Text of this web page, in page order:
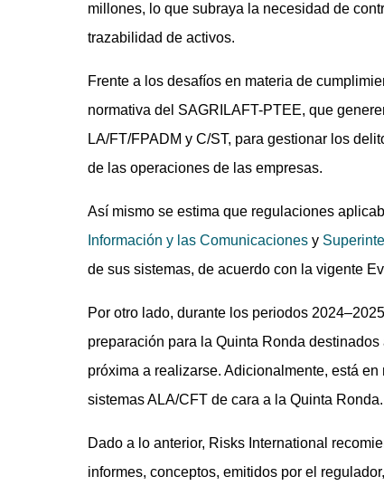
millones, lo que subraya la necesidad de
trazabilidad de activos.
Frente a los desafíos en materia de
normativa del SAGRILAFT-PTEE, que
LA/FT/FPADM y C/ST, para gestionar los
de las operaciones de las empresas.
Así mismo se estima que regulaciones
Información y las Comunicaciones y
de sus sistemas, de acuerdo con la vigente
Por otro lado, durante los periodos
preparación para la Quinta Ronda
próxima a realizarse. Adicionalmente, está
sistemas ALA/CFT de cara a la Quinta Ronda.
Dado a lo anterior, Risks International
informes, conceptos, emitidos por el